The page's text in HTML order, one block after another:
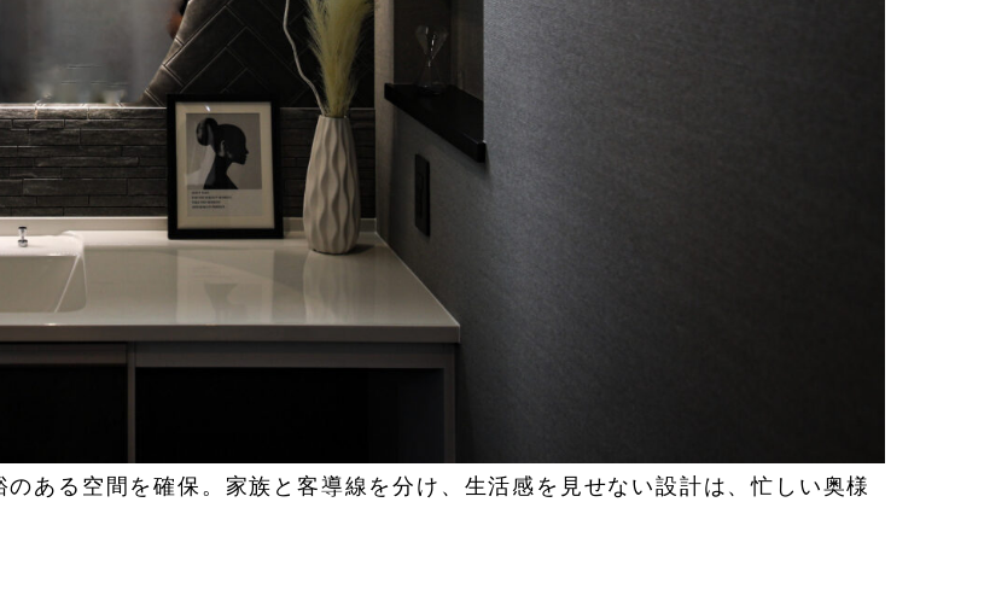
ある空間を確保。家族と客導線を分け、生活感を見せない設計は、忙しい奥様